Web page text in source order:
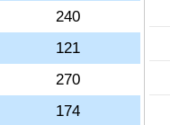
240
121
270
174